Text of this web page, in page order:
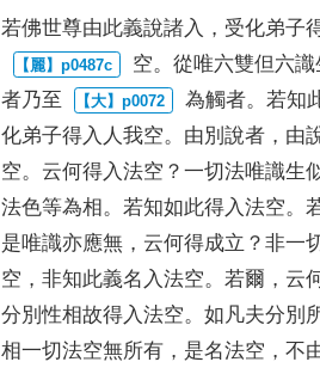
若佛世尊由此義說諸入 ， 受化弟子
空。從唯六雙但六識
者乃至
為觸者。 若知
化弟子得入 人我空。 由別說者 ， 由
空。 云何得入法空 ？一切法唯識生
法色等為相。 若知如此得入法空。
是唯識亦應無 ， 云何得成立 ？非一
空 ，非知此義名入法空。 若爾 ， 云
分別性相故得入法空。如凡夫分別
相一切法空無所有 ， 是名法空 ，不